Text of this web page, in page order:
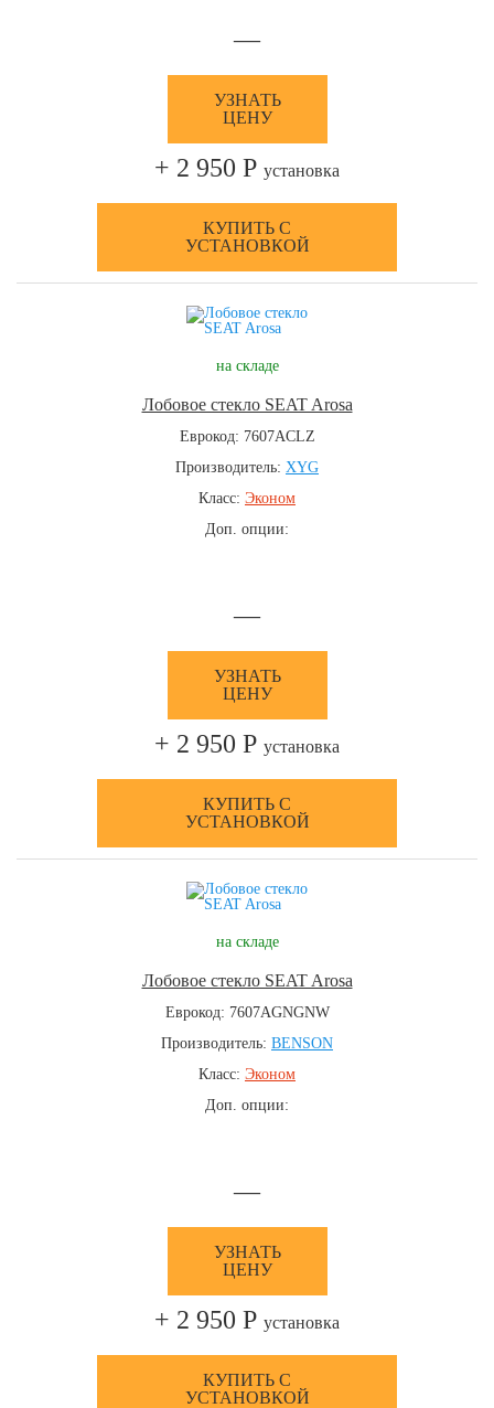
—
УЗНАТЬ
ЦЕНУ
+ 2 950 Р установка
КУПИТЬ С
УСТАНОВКОЙ
на складе
Лобовое стекло SEAT Arosa
Еврокод: 7607ACLZ
Производитель: XYG
Класс: Эконом
Доп. опции:
—
УЗНАТЬ
ЦЕНУ
+ 2 950 Р установка
КУПИТЬ С
УСТАНОВКОЙ
на складе
Лобовое стекло SEAT Arosa
Еврокод: 7607AGNGNW
Производитель: BENSON
Класс: Эконом
Доп. опции:
—
УЗНАТЬ
ЦЕНУ
+ 2 950 Р установка
КУПИТЬ С
УСТАНОВКОЙ